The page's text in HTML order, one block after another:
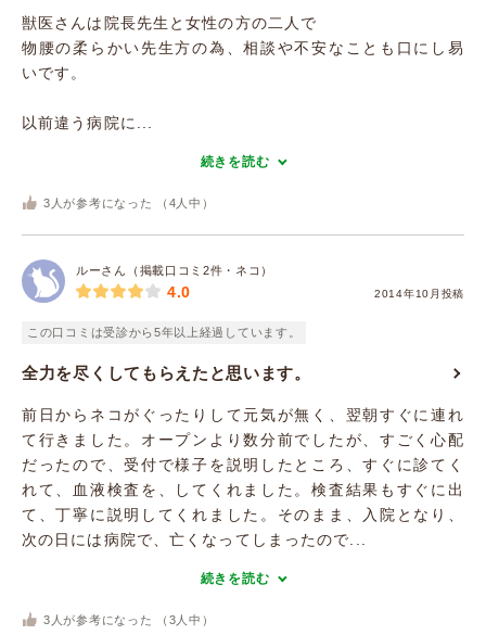
獣医さんは院長先生と女性の方の二人で
物腰の柔らかい先生方の為、相談や不安なことも口にし易
いです。
以前違う病院に...
続きを読む
3 人が参考になった （ 4 人中）
ルーさん（掲載口コミ2件・ネコ）
2014年10月投稿
4.0
この口コミは受診から5年以上経過しています。
全力を尽くしてもらえたと思います。
前日からネコがぐったりして元気が無く、翌朝すぐに連れ
て行きました。オープンより数分前でしたが、すごく心配
だったので、受付で様子を説明したところ、すぐに診てく
れて、血液検査を、してくれました。検査結果もすぐに出
て、丁寧に説明してくれました。そのまま、入院となり、
次の日には病院で、亡くなってしまったので...
続きを読む
3 人が参考になった （ 3 人中）